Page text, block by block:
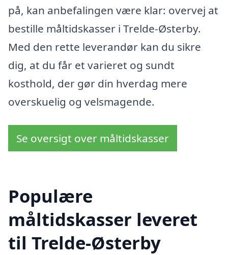
på, kan anbefalingen være klar: overvej at
bestille måltidskasser i Trelde-Østerby.
Med den rette leverandør kan du sikre
dig, at du får et varieret og sundt
kosthold, der gør din hverdag mere
overskuelig og velsmagende.
Se oversigt over måltidskasser
Populære
måltidskasser leveret
til Trelde-Østerby